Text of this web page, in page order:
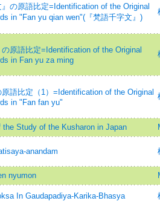
』の原語比定=Identification of the Original
in "Fan yu qian wen"(『梵語千字文』)
の原語比定=Identification of the Original
in Fan yu za ming
原語比定（1）=Identification of the Original
in "Fan fan yu"
the Study of the Kusharon in Japan
anandam
nyumon
In Gaudapadiya-Karika-Bhasya